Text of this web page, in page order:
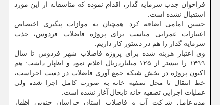
فراخوان جذب سرمایه گذار، اقدام نموده که متاسفانه از این مورد
استقبال نشده است.
حسین امامی اضافه کرد: همچنان به موازات پیگیری اختصاص
اعتبارات عمرانی مناسب برای پروژه فاضلاب فردوس، جذب
سرمایه گذار را هم در دستور کار داریم.
وی اعتبار هزینه شده برای پروژه فاضلاب شهر فردوس تا سال
۱۳۹۹ را بیشتر از ۱۲۵ میلیاردریال اعلام نمود و اظهار داشت: هم
اکنون پروژه در بخش شبکه جمع آوری فاضلاب در دست اجراست،
خط انتقال تا محل تصفیه خانه به صورت کامل اجرا شده ولی
عملیات اجرایی تصفیه خانه تابحال آغاز نشده است.
مدیرعامل شرکت آب و فاضلاب استان خراسان جنوبی اظهار